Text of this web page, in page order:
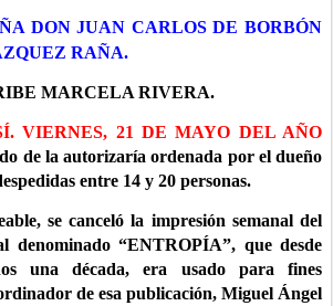
DON JUAN CARLOS DE BORBÓN
RAÑA.
MARCELA RIVERA.
VIERNES, 21 DE MAYO DEL AÑO
de la autorizaría ordenada por el dueño
entre 14 y 20 personas.
se canceló la impresión semanal del
denominado “ENTROPÍA”, que desde
una década, era usado para fines
de esa publicación, Miguel Ángel